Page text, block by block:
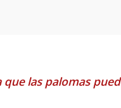
las palomas